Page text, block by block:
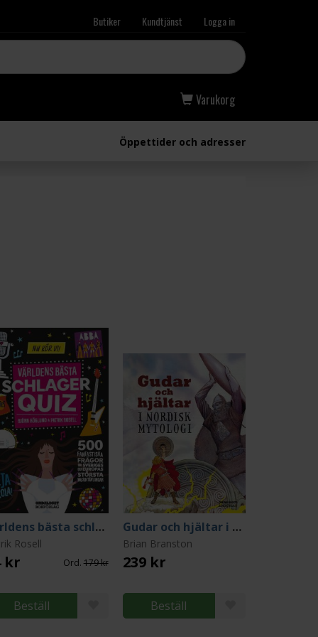
Butiker Kundtjänst Logga in
Varukorg
Öppettider och adresser
Världens bästa schlagerquiz - 500 fantastiska frågor
Rosell
kr Ord. 179 kr
Beställ
Gudar och hjältar i nordisk mytologi
Brian Branston
239 kr
Beställ